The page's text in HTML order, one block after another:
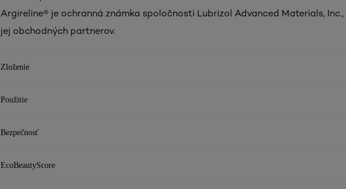
Argireline® je ochranná známka spoločnosti Lubrizol Advanced Materials, Inc.,
jej obchodných partnerov.
Zloženie
Použitie
Bezpečnosť
EcoBeautyScore